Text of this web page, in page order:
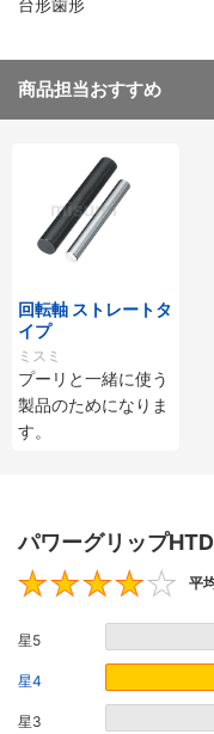
台形歯形
商品担当おすすめ
回転軸 ストレートタ
イプ
ミスミ
プーリと一緒に使う
製品のためになりま
す。
パワーグリップ
平
星5
星4
星3